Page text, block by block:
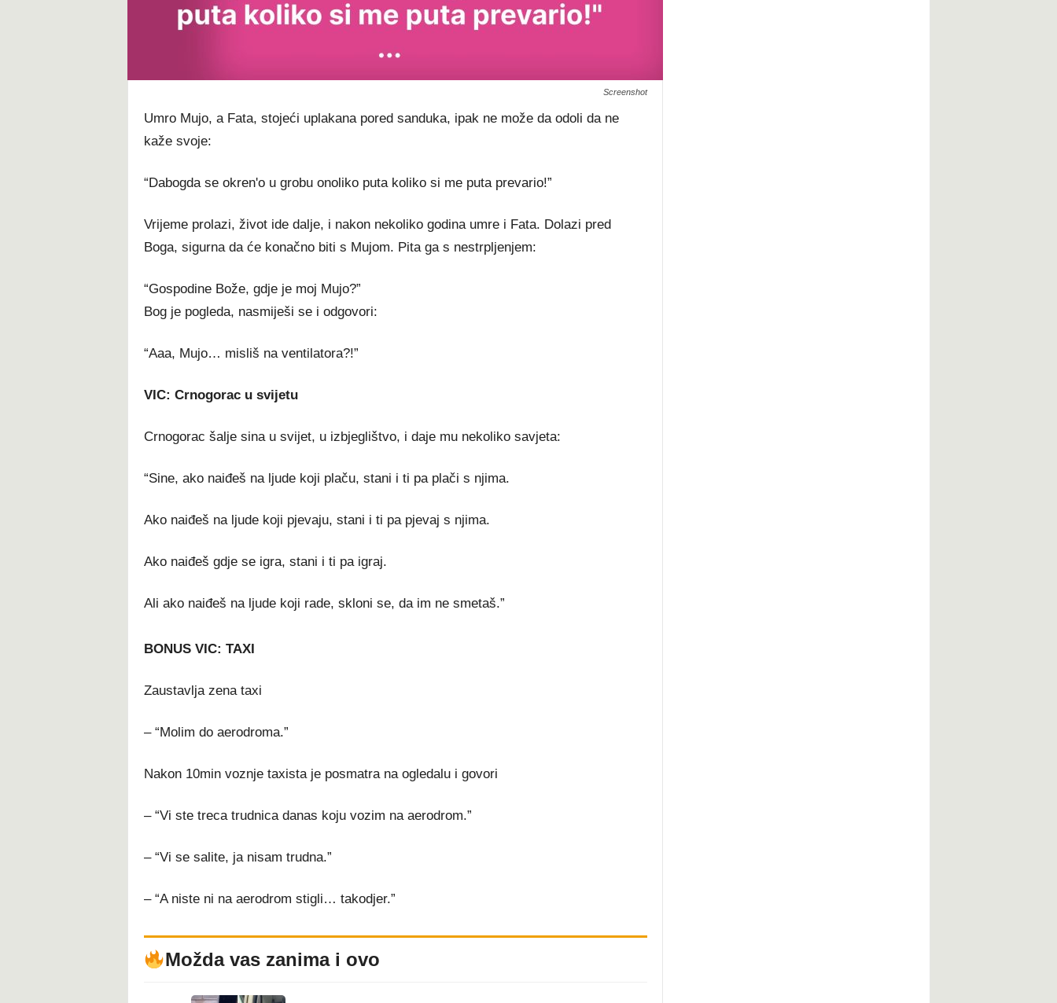
t
Screenshot
Umro Mujo, a Fata, stojeći uplakana pored sanduka, ipak ne može da odoli da ne
kaže svoje:
“Dabogda se okren'o u grobu onoliko puta koliko si me puta prevario!”
Vrijeme prolazi, život ide dalje, i nakon nekoliko godina umre i Fata. Dolazi pred
Boga, sigurna da će konačno biti s Mujom. Pita ga s nestrpljenjem:
“Gospodine Bože, gdje je moj Mujo?”
Bog je pogleda, nasmiješi se i odgovori:
“Aaa, Mujo… misliš na ventilatora?!”
VIC: Crnogorac u svijetu
Crnogorac šalje sina u svijet, u izbjeglištvo, i daje mu nekoliko savjeta:
“Sine, ako naiđeš na ljude koji plaču, stani i ti pa plači s njima.
Ako naiđeš na ljude koji pjevaju, stani i ti pa pjevaj s njima.
Ako naiđeš gdje se igra, stani i ti pa igraj.
Ali ako naiđeš na ljude koji rade, skloni se, da im ne smetaš.”
BONUS VIC: TAXI
Zaustavlja zena taxi
– “Molim do aerodroma.”
Nakon 10min voznje taxista je posmatra na ogledalu i govori
– “Vi ste treca trudnica danas koju vozim na aerodrom.”
– “Vi se salite, ja nisam trudna.”
– “A niste ni na aerodrom stigli… takodjer.”
Možda vas zanima i ovo